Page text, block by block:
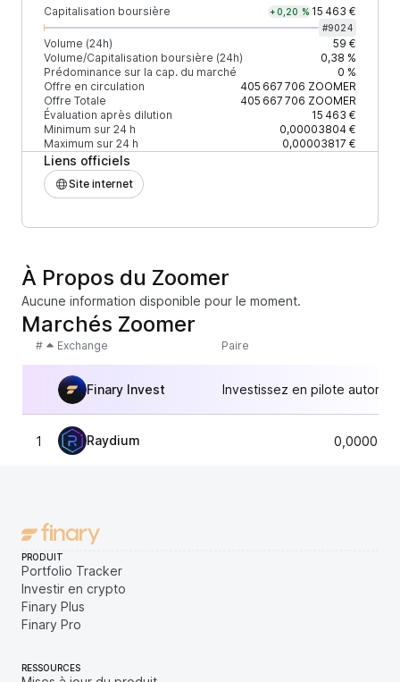
Capitalisation boursière +0,20 % 15 463 €
#9024
Volume (24h)
59 €
Volume/Capitalisation boursière (24h)
0,38 %
Prédominance sur la cap. du marché
0 %
Offre en circulation
405 667 706 ZOOMER
Offre Totale
405 667 706 ZOOMER
Évaluation après dilution
15 463 €
Minimum sur 24 h
0,00003804 €
Maximum sur 24 h
0,00003817 €
Liens officiels
Site internet
À Propos du Zoomer
Aucune information disponible pour le moment.
Marchés Zoomer
# Exchange Paire
Finary Invest Investissez en pilote
1 Raydium
PRODUIT
Portfolio Tracker
Investir en crypto
Finary Plus
Finary Pro
RESSOURCES